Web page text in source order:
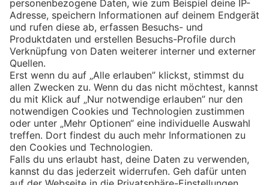
Eishockey
Impressum